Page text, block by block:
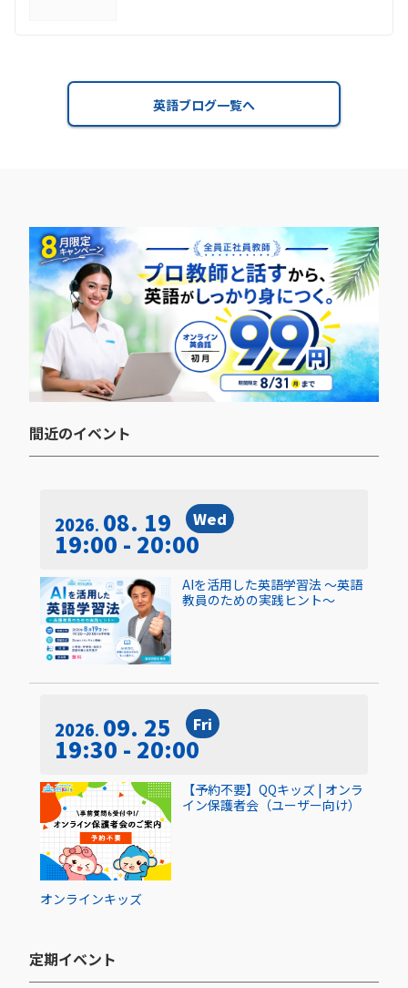
英語ブログ一覧へ
間近のイベント​
2026 08. 19 Wed
19:00 - 20:00
AIを活用した英語学習法 〜英語
教員のための実践ヒント〜
2026 09. 25 Fri
19:30 - 20:00
オンラインキッズ
【予約不要】QQキッズ | オンラ
イン保護者会（ユーザー向け）
定期イベント​